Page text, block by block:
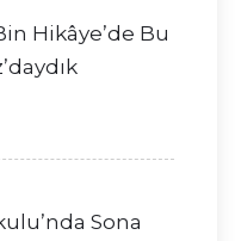
Hikâye’de Bu
Sona